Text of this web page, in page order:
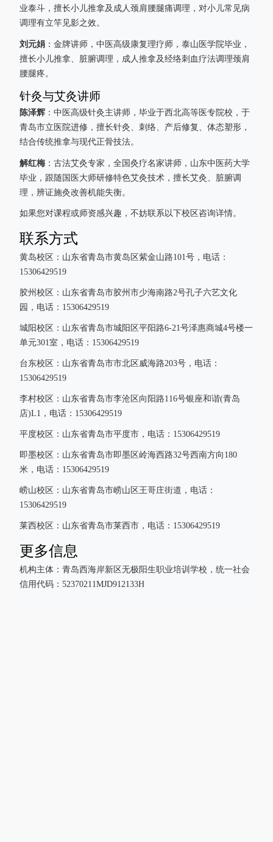
业泰斗，擅长小儿推拿及成人颈肩腰腿痛调理，对小儿常见病
调理有立竿见影之效。
刘元娟 ：金牌讲师，中医高级康复理疗师，泰山医学院毕业，
擅长小儿推拿、脏腑调理，成人推拿及经络刺血疗法调理颈肩
腰腿疼。
针灸与艾灸讲师
陈泽辉 ：中医高级针灸主讲师，毕业于西北高等医专院校，于
青岛市立医院进修，擅长针灸、刺络、产后修复、体态塑形，
结合传统推拿与现代正骨技法。
解红梅：古法艾灸专家，全国灸疗名家讲师，山东中医药大学
毕业，跟随国医大师研修特色艾灸技术，擅长艾灸、脏腑调
理，辨证施灸改善机能失衡。
如果您对课程或师资感兴趣，不妨联系以下校区咨询详情。
联系方式
黄岛校区：山东省青岛市黄岛区紫金山路101号，电话：
15306429519
胶州校区：山东省青岛市胶州市少海南路2号孔子六艺文化
园，电话：15306429519
城阳校区：山东省青岛市城阳区平阳路6-21号泽惠商城4号楼一
单元301室，电话：15306429519
台东校区：山东省青岛市市北区威海路203号，电话：
15306429519
李村校区：山东省青岛市李沧区向阳路116号银座和谐(青岛
店)L1，电话：15306429519
平度校区：山东省青岛市平度市，电话：15306429519
即墨校区：山东省青岛市即墨区岭海西路32号西南方向180
米，电话：15306429519
崂山校区：山东省青岛市崂山区王哥庄街道，电话：
15306429519
莱西校区：山东省青岛市莱西市，电话：15306429519
更多信息
机构主体：青岛西海岸新区无极阳生职业培训学校，统一社会
信用代码：52370211MJD912133H